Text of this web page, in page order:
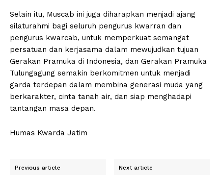
Selain itu, Muscab ini juga diharapkan menjadi ajang
silaturahmi bagi seluruh pengurus kwarran dan
pengurus kwarcab, untuk memperkuat semangat
persatuan dan kerjasama dalam mewujudkan tujuan
Gerakan Pramuka di Indonesia, dan Gerakan Pramuka
Tulungagung semakin berkomitmen untuk menjadi
garda terdepan dalam membina generasi muda yang
berkarakter, cinta tanah air, dan siap menghadapi
tantangan masa depan.
Humas Kwarda Jatim
Previous article Next article